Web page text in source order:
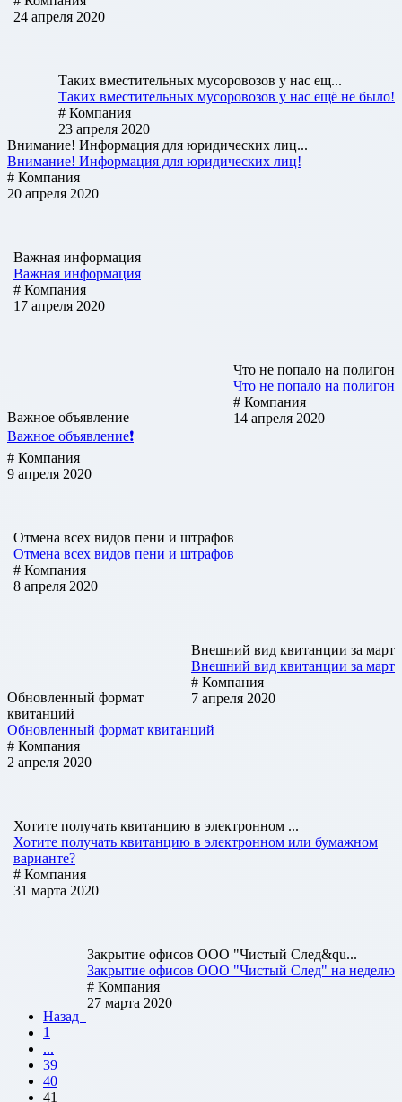
24 апреля 2020
Таких вместительных мусоровозов у нас ещ...
Таких вместительных мусоровозов у нас ещё не было!
# Компания
23 апреля 2020
Внимание! Информация для юридических лиц...
Внимание! Информация для юридических лиц!
# Компания
20 апреля 2020
Важная информация
Важная информация
# Компания
17 апреля 2020
Что не попало на полигон
Что не попало на полигон
# Компания
14 апреля 2020
Важное объявление
Важное объявление❗
# Компания
9 апреля 2020
Отмена всех видов пени и штрафов
Отмена всех видов пени и штрафов
# Компания
8 апреля 2020
Внешний вид квитанции за март
Внешний вид квитанции за март
# Компания
7 апреля 2020
Обновленный формат
квитанций
Обновленный формат квитанций
# Компания
2 апреля 2020
Хотите получать квитанцию в электронном ...
Хотите получать квитанцию в электронном или бумажном
варианте?
# Компания
31 марта 2020
Закрытие офисов ООО "Чистый След&qu...
Закрытие офисов ООО "Чистый След" на неделю
# Компания
27 марта 2020
Назад
1
...
39
40
41